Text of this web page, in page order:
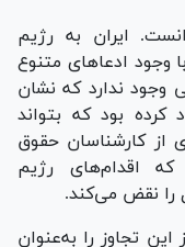
ایران به رژیم
وجود ادعا‌های متنوع
وجود ندارد که نشان
کرده بود که بتواند
از کارشناسان حقوق
که اقدام‌های رژیم
را نقض می‌کند.
تجاوز را به‌عنوان